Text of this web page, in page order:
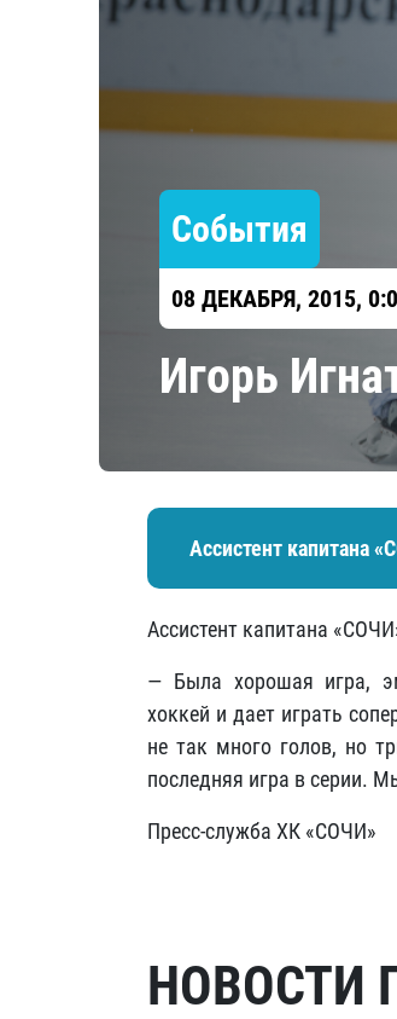
Локомотив
События
08 ДЕКАБРЯ, 2015,
Игорь
​Ассистент капитана
​Ассистент капитана
— Была хорошая игра,
хоккей и дает играть
не так много голов, но
последняя игра в серии.
Пресс-служба ХК «СОЧИ»
НОВОСТИ